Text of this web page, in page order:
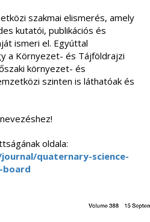
szakmai elismerés, amely
kutatói, publikációs és
ismeri el. Egyúttal
a Környezet- és Tájföldrajzi
környezet- és
szinten is láthatóak és
oldala:
quaternary-science-